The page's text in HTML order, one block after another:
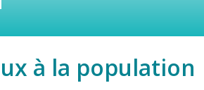
à la population